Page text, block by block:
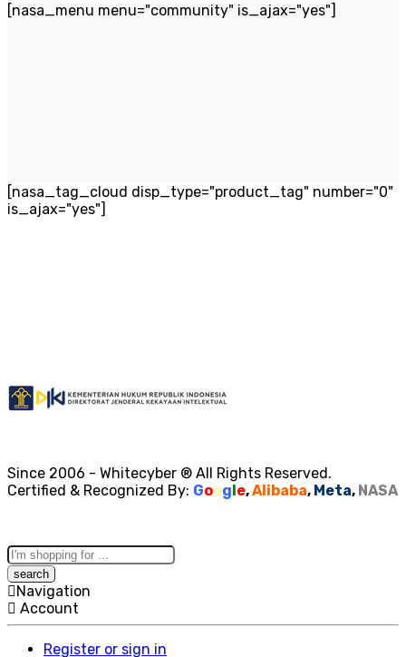
[nasa_menu menu="community" is_ajax="yes"]
[nasa_tag_cloud disp_type="product_tag" number="0"
is_ajax="yes"]
Since 2006 - Whitecyber ® All Rights Reserved.
Certified & Recognized By: Google,Alibaba, Meta, NASA
Search
here
Navigation
Account
Register or sign in